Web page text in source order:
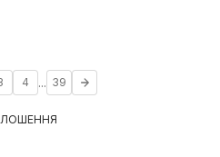
4 ... 39